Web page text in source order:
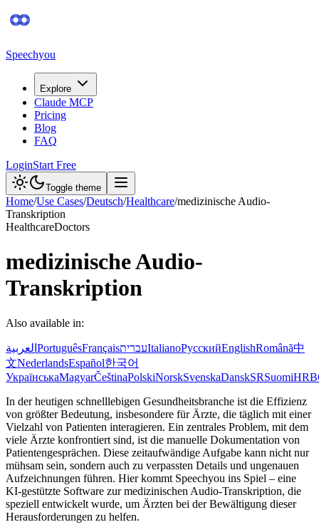
Speechyou
Explore
Claude MCP
Pricing
Blog
FAQ
LoginStart Free
Toggle theme
Home/Use Cases/Deutsch/Healthcare/medizinische Audio-
Transkription
HealthcareDoctors
medizinische Audio-
Transkription
Also available in:
العربية PortuguêsFrançaisעבריתItalianoРусскийEnglishRomână中
文NederlandsEspañol한국어
УкраїнськаMagyarČeštinaPolskiNorskSvenskaDanskSRSuomiHR
In der heutigen schnelllebigen Gesundheitsbranche ist die Effizienz
von größter Bedeutung, insbesondere für Ärzte, die täglich mit einer
Vielzahl von Patienten interagieren. Ein zentrales Problem, mit dem
viele Ärzte konfrontiert sind, ist die manuelle Dokumentation von
Patientengesprächen. Diese zeitaufwändige Aufgabe kann nicht nur
mühsam sein, sondern auch zu verpassten Details und ungenauen
Aufzeichnungen führen. Hier kommt Speechyou ins Spiel – eine
KI-gestützte Software zur medizinischen Audio-Transkription, die
speziell entwickelt wurde, um Ärzten bei der Bewältigung dieser
Herausforderungen zu helfen.